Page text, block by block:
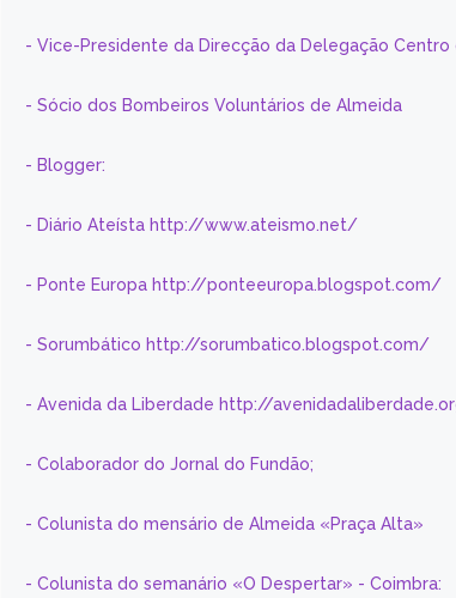
- Vice-Presidente da Direcção da Delegação Centro
- Sócio dos Bombeiros Voluntários de Almeida
- Blogger:
- Diário Ateísta http://www.ateismo.net/
- Ponte Europa http://ponteeuropa.blogspot.com/
- Sorumbático http://sorumbatico.blogspot.com/
- Avenida da Liberdade http://
- Colaborador do Jornal do Fundão;
- Colunista do mensário de Almeida «Praça Alta»
- Colunista do semanário «O Despertar» - Coimbra: